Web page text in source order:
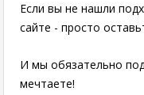
Если вы не нашли
сайте - просто
И мы обязательно
мечтаете!